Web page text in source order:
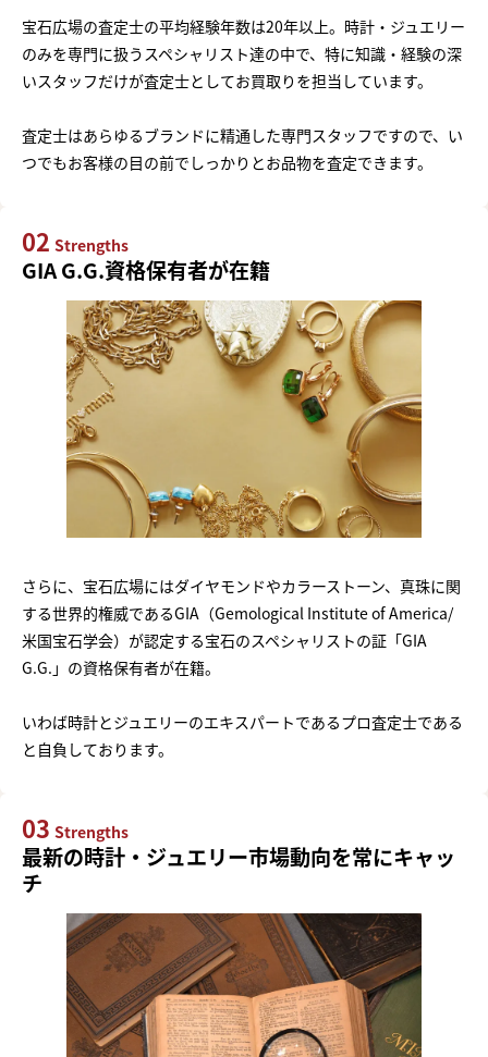
宝石広場の査定士の平均経験年数は20年以上。時計・ジュエリー
のみを専門に扱うスペシャリスト達の中で、特に知識・経験の深
いスタッフだけが査定士としてお買取りを担当しています。
査定士はあらゆるブランドに精通した専門スタッフですので、い
つでもお客様の目の前でしっかりとお品物を査定できます。
02 Strengths
GIA G.G.資格保有者が在籍
さらに、宝石広場にはダイヤモンドやカラーストーン、真珠に関
する世界的権威であるGIA（Gemological Institute of America/
米国宝石学会）が認定する宝石のスペシャリストの証「GIA
G.G.」の資格保有者が在籍。
いわば時計とジュエリーのエキスパートであるプロ査定士である
と自負しております。
03 Strengths
最新の時計・ジュエリー市場動向を常にキャッ
チ